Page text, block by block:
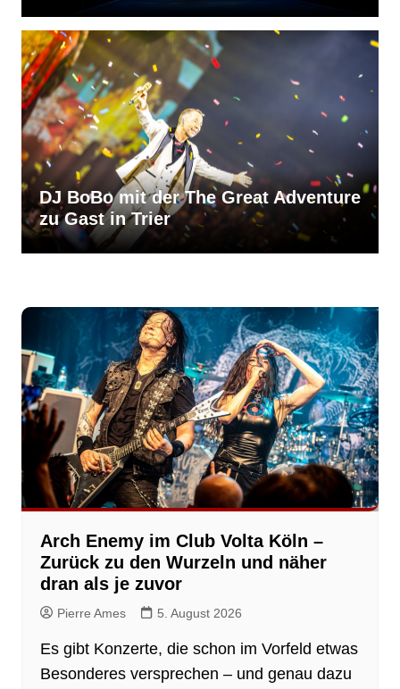
DJ BoBo mit der The Great Adventure
zu Gast in Trier
Arch Enemy im Club Volta Köln –
Zurück zu den Wurzeln und näher
dran als je zuvor
Pierre Ames 5. August 2026
Es gibt Konzerte, die schon im Vorfeld etwas
Besonderes versprechen – und genau dazu